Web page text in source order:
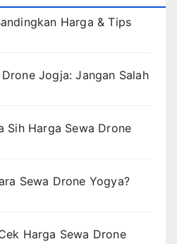
Harga & Tips
Jogja: Jangan Salah
Sih Harga Sewa Drone
Sewa Drone Yogya?
Harga Sewa Drone